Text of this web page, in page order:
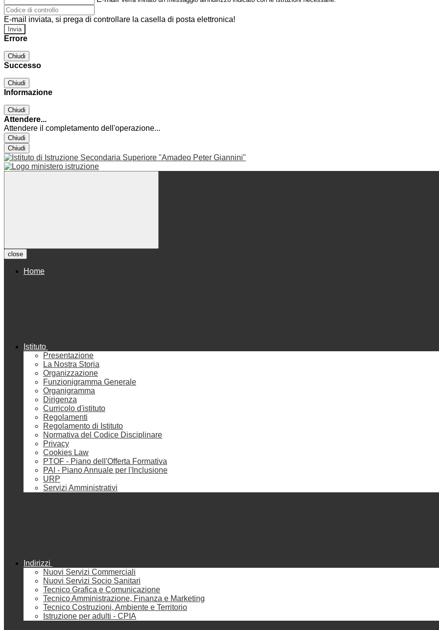
E-mail inviata, si prega di controllare la casella di posta elettronica!
Errore
Chiudi
Successo
Chiudi
Informazione
Chiudi
Attendere...
Attendere il completamento dell'operazione...
Chiudi
Chiudi
close
Home
Istituto
Presentazione
La Nostra Storia
Organizzazione
Funzionigramma Generale
Organigramma
Dirigenza
Curricolo d'istituto
Regolamenti
Regolamento di Istituto
Normativa del Codice Disciplinare
Privacy
Cookies Law
PTOF - Piano dell'Offerta Formativa
PAI - Piano Annuale per l'Inclusione
URP
Servizi Amministrativi
Indirizzi
Nuovi Servizi Commerciali
Nuovi Servizi Socio Sanitari
Tecnico Grafica e Comunicazione
Tecnico Amministrazione, Finanza e Marketing
Tecnico Costruzioni, Ambiente e Territorio
Istruzione per adulti - CPIA